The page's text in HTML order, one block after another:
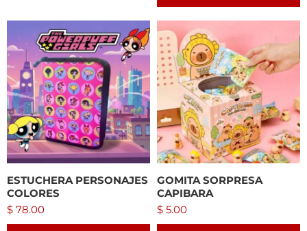
ESTUCHERA PERSONAJES
COLORES
$ 78.00
GOMITA SORPRESA
CAPIBARA
$ 5.00